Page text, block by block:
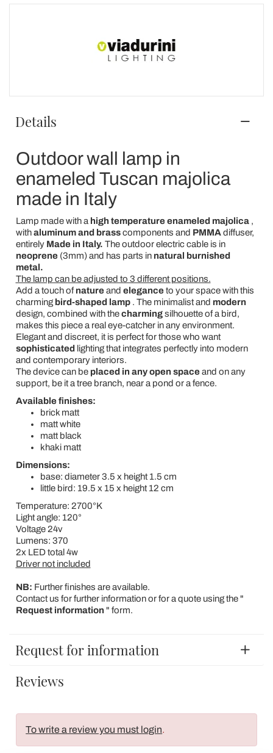
Details
Outdoor wall lamp in
enameled Tuscan majolica
made in Italy
Lamp made with a high temperature enameled majolica,
withaluminum and brasscomponents and PMMAdiffuser,
entirely Made in Italy. The outdoor electric cable is in
neoprene(3mm) and has parts in natural burnished
metal.
The lamp can be adjusted to 3 different positions.
Add a touch ofnatureand eleganceto your space with this
charming bird-shaped lamp. The minimalist and modern
design, combined with thecharmingsilhouette of a bird,
makes this piece a real eye-catcher in any environment.
Elegant and discreet, it is perfect for those who want
sophisticated lighting that integrates perfectly into modern
and contemporary interiors.
The device can be placed in any open spaceand on any
support, be it a tree branch, near a pond or a fence.
Available finishes:
brick matt
matt white
matt black
khaki matt
Dimensions:
base: diameter 3.5 x height 1.5 cm
little bird: 19.5 x 15 x height 12 cm
Temperature: 2700°K
Light angle: 120°
Voltage 24v
Lumens: 370
2x LED total 4w
Driver not included
NB: Further finishes are available.
Contact us for further information or for a quote using the "
Request information " form.
Request for information
Reviews
To write a review you must login.